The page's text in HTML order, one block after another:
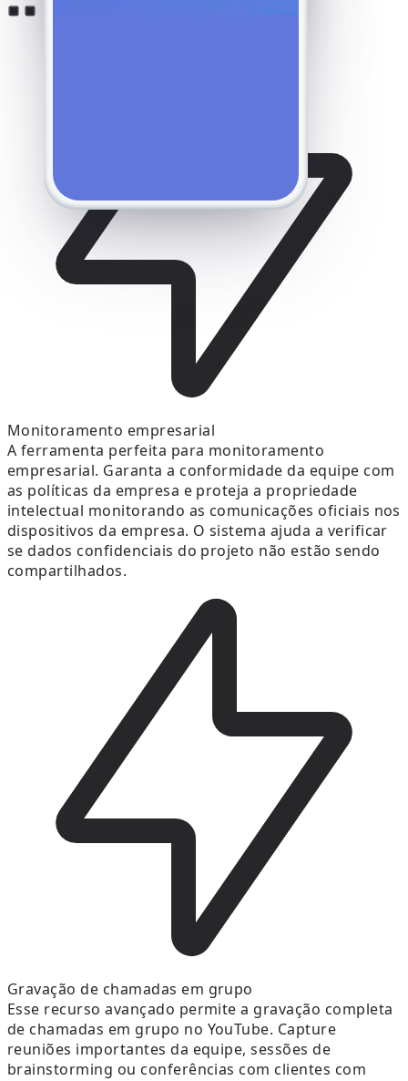
Monitoramento empresarial
A ferramenta perfeita para monitoramento
empresarial. Garanta a conformidade da equipe com
as políticas da empresa e proteja a propriedade
intelectual monitorando as comunicações oficiais nos
dispositivos da empresa. O sistema ajuda a verificar
se dados confidenciais do projeto não estão sendo
compartilhados.
Gravação de chamadas em grupo
Esse recurso avançado permite a gravação completa
de chamadas em grupo no YouTube. Capture
reuniões importantes da equipe, sessões de
brainstorming ou conferências com clientes com